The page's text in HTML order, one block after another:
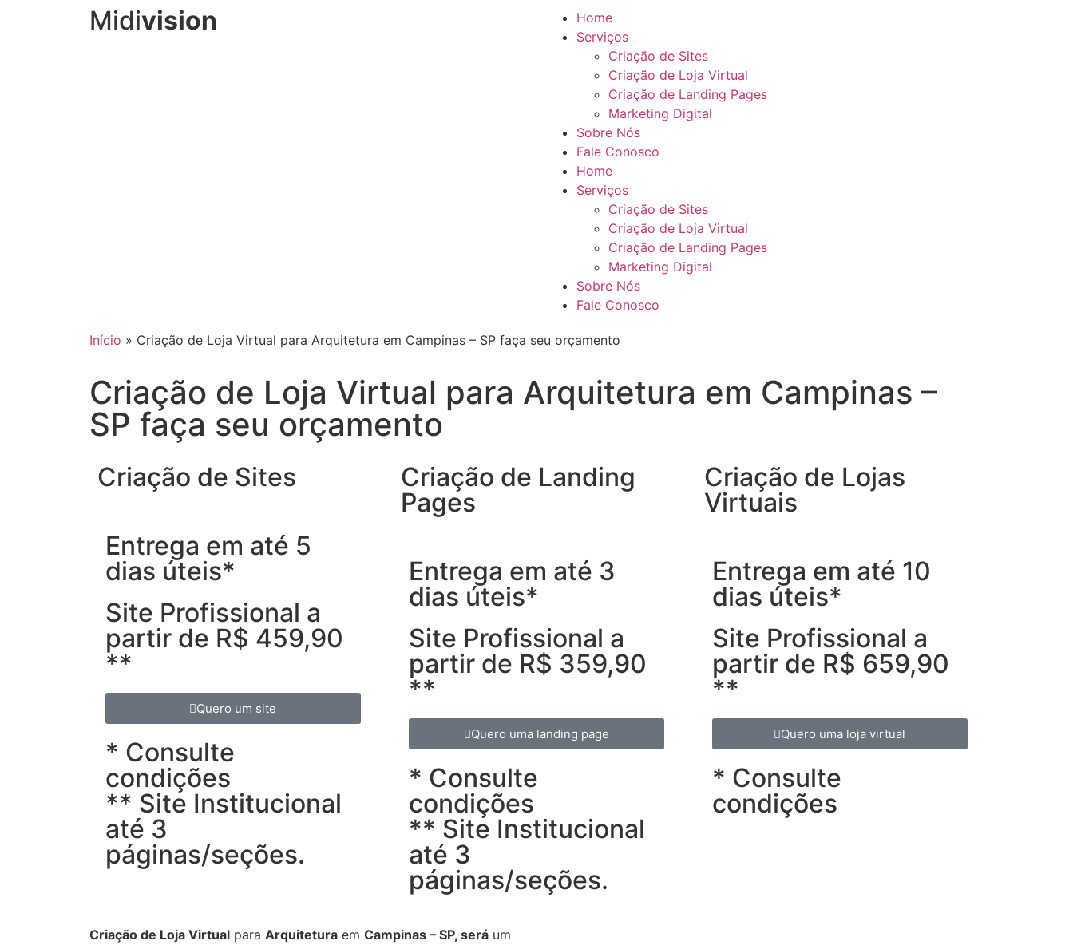
Midivision
Home
Serviços
Criação de Sites
Criação de Loja Virtual
Criação de Landing Pages
Marketing Digital
Sobre Nós
Fale Conosco
Home
Serviços
Criação de Sites
Criação de Loja Virtual
Criação de Landing Pages
Marketing Digital
Sobre Nós
Fale Conosco
Início » Criação de Loja Virtual para Arquitetura em Campinas – SP faça seu orçamento
Criação de Loja Virtual para Arquitetura em Campinas –
SP faça seu orçamento
Criação de Sites
Entrega em até 5
dias úteis*
Site Profissional a
partir de R$ 459,90
**
Quero um site
* Consulte
condições
** Site Institucional
até 3
páginas/seções.
Criação de Landing
Pages
Entrega em até 3
dias úteis*
Site Profissional a
partir de R$ 359,90
**
Quero uma landing page
* Consulte
condições
** Site Institucional
até 3
páginas/seções.
Criação de Lojas
Virtuais
Entrega em até 10
dias úteis*
Site Profissional a
partir de R$ 659,90
**
Quero uma loja virtual
* Consulte
condições
Criação de Loja Virtual para Arquitetura em Campinas – SP, será um